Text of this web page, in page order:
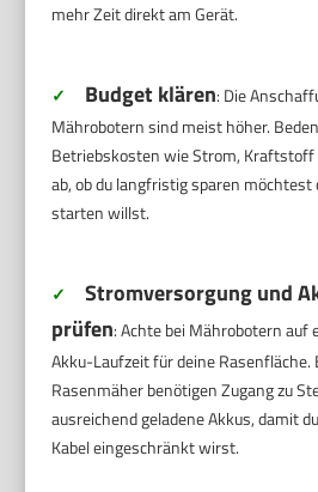
mehr Zeit direkt am Gerät.
✓ Budget klären: Die
Mährobotern sind meist höher.
Betriebskosten wie Strom, Kraftstoff
ab, ob du langfristig sparen
starten willst.
✓
Stromversorgung und
prüfen: Achte bei Mährobotern auf
Akku-Laufzeit für deine Rasenfläche.
Rasenmäher benötigen Zugang zu
ausreichend geladene Akkus, damit
Kabel eingeschränkt wirst.